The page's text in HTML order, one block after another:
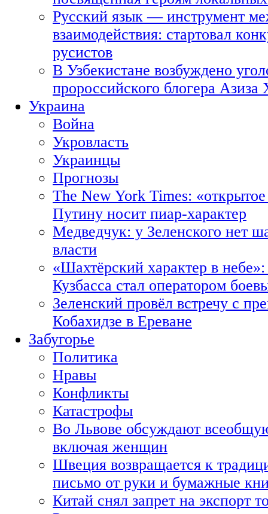
Русский язык — инструмент
взаимодействия: стартовал
русистов
В Узбекистане возбуждено
пророссийского блогера Азиза
Украина
Война
Укровласть
Украинцы
Прогнозы
The New York Times:
Путину носит пиар-характер
Медведчук: у Зеленского нет
власти
«Шахтёрский характер в
Кузбасса стал оператором
Зеленский провёл встречу с
Кобахидзе в Ереване
Забугорье
Политика
Нравы
Конфликты
Катастрофы
Во Львове обсуждают
включая женщин
Швеция возвращается к
письмо от руки и бумажные
Китай снял запрет на экспорт